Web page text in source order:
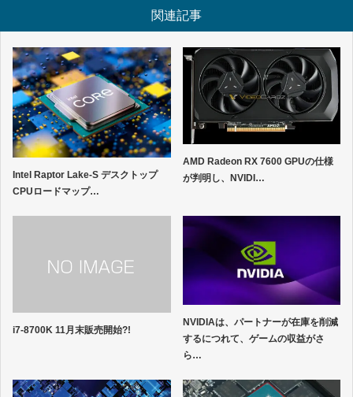
関連記事
Intel Raptor Lake-S デスクトップ
CPUロードマップ…
AMD Radeon RX 7600 GPUの仕様
が判明し、NVIDI…
i7-8700K 11月末販売開始?!
NVIDIAは、パートナーが在庫を削減
するにつれて、ゲームの収益がさ
ら…